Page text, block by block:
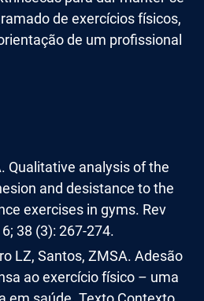
de exercícios físicos,
de um profissional
Qualitative analysis of the
and desistance to the
exercises in gyms. Rev
38 (3): 267-274.
LZ, Santos, ZMSA. Adesão
ao exercício físico – uma